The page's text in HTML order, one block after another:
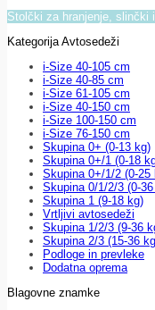
Stolčki za hranjenje, slinčki
Kategorija Avtosedeži
i-Size 40-105 cm
i-Size 40-85 cm
i-Size 61-105 cm
i-Size 40-150 cm
i-Size 100-150 cm
i-Size 76-150 cm
Skupina 0+ (0-13 kg)
Skupina 0+/1 (0-18
Skupina 0+/1/2 (0-25
Skupina 0/1/2/3 (0-
Skupina 1 (9-18 kg)
Vrtljivi avtosedeži
Skupina 1/2/3 (9-36
Skupina 2/3 (15-36
Podloge in prevleke
Dodatna oprema
Blagovne znamke